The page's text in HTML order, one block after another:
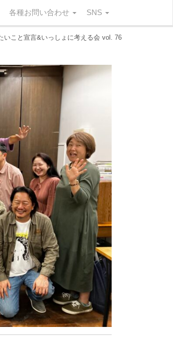
各種お問い合わせ SNS
いこと宣言&いっしょに考える会 vol. 76